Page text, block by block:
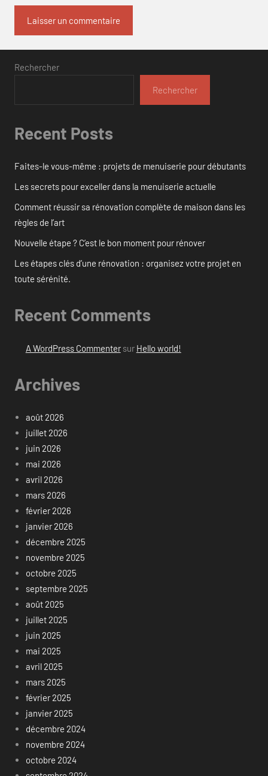
Rechercher
Rechercher
Recent Posts
Faites-le vous-même : projets de menuiserie pour débutants
Les secrets pour exceller dans la menuiserie actuelle
Comment réussir sa rénovation complète de maison dans les
règles de l’art
Nouvelle étape ? C’est le bon moment pour rénover
Les étapes clés d’une rénovation : organisez votre projet en
toute sérénité.
Recent Comments
A WordPress Commentersur Hello world!
Archives
août 2026
juillet 2026
juin 2026
mai 2026
avril 2026
mars 2026
février 2026
janvier 2026
décembre 2025
novembre 2025
octobre 2025
septembre 2025
août 2025
juillet 2025
juin 2025
mai 2025
avril 2025
mars 2025
février 2025
janvier 2025
décembre 2024
novembre 2024
octobre 2024